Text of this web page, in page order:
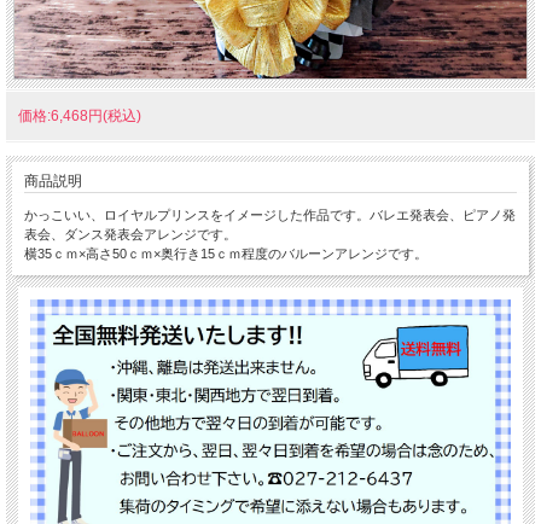
価格:6,468円(税込)
商品説明
かっこいい、ロイヤルプリンスをイメージした作品です。バレエ発表会、ピアノ発
表会、ダンス発表会アレンジです。
横35ｃｍ×高さ50ｃｍ×奥行き15ｃｍ程度のバルーンアレンジです。